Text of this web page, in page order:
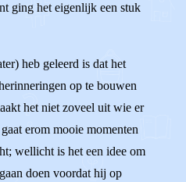
ging het eigenlijk een stuk
heb geleerd is dat het
op te bouwen
het niet zoveel uit wie er
erom mooie momenten
wellicht is het een idee om
doen voordat hij op